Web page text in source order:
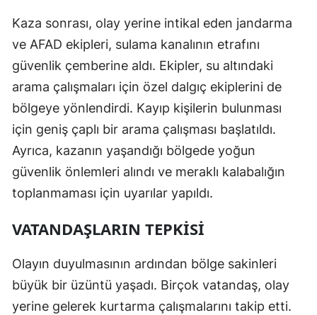
İstanbul
İzmir
Kars
Kastamonu
Kayseri
Kırklareli
Konya
Kaza sonrası, olay yerine intikal eden jandarma
ve AFAD ekipleri, sulama kanalının etrafını
güvenlik çemberine aldı. Ekipler, su altındaki
arama çalışmaları için özel dalgıç ekiplerini de
bölgeye yönlendirdi. Kayıp kişilerin bulunması
için geniş çaplı bir arama çalışması başlatıldı.
Ayrıca, kazanın yaşandığı bölgede yoğun
güvenlik önlemleri alındı ve meraklı kalabalığın
toplanmaması için uyarılar yapıldı.
VATANDAŞLARIN TEPKISI
Olayın duyulmasının ardından bölge sakinleri
büyük bir üzüntü yaşadı. Birçok vatandaş, olay
yerine gelerek kurtarma çalışmalarını takip etti.